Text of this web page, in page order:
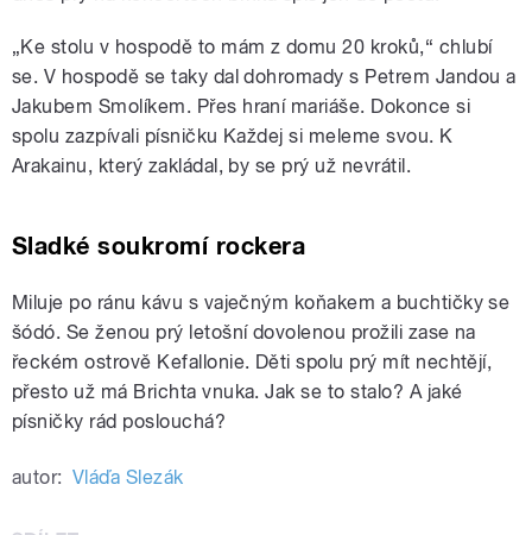
„Ke stolu v hospodě to mám z domu 20 kroků,“ chlubí
se. V hospodě se taky dal dohromady s Petrem Jandou a
Jakubem Smolíkem. Přes hraní mariáše. Dokonce si
spolu zazpívali písničku Každej si meleme svou. K
Arakainu, který zakládal, by se prý už nevrátil.
Sladké soukromí rockera
Miluje po ránu kávu s vaječným koňakem a buchtičky se
šódó. Se ženou prý letošní dovolenou prožili zase na
řeckém ostrově Kefallonie. Děti spolu prý mít nechtějí,
přesto už má Brichta vnuka. Jak se to stalo? A jaké
písničky rád poslouchá?
autor: Vláďa Slezák